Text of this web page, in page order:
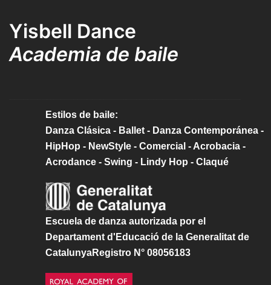
Yisbell Dance
Academia de baile
Estilos de baile:
Danza Clásica - Ballet - Danza Contemporánea -
HipHop - NewStyle - Comercial - Acrobacia -
Acrodance - Swing - Lindy Hop - Claqué
Escuela de danza autorizada por el
Departament d'Educació de la Generalitat de
CatalunyaRegistro N° 08056183